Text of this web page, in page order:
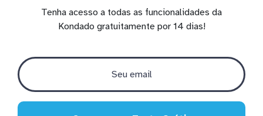
Tenha acesso a todas as funcionalidades da
Kondado gratuitamente por 14 dias!